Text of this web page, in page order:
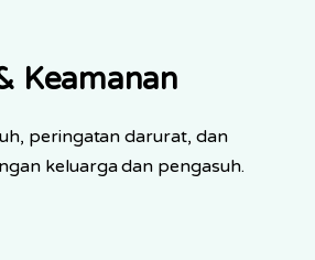
Keamanan
peringatan darurat, dan
keluarga dan pengasuh.